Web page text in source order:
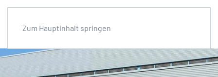
Zum Hauptinhalt springen